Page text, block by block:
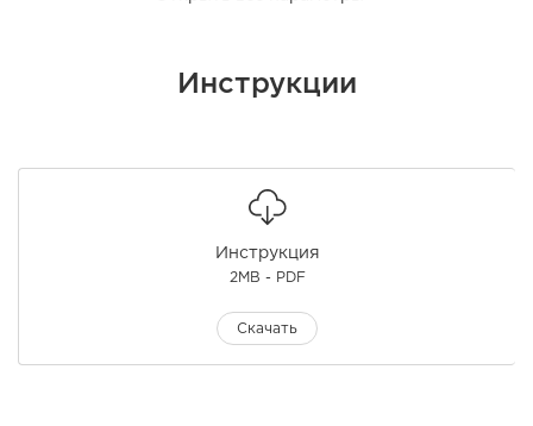
Инструкции
Инструкция
2MB - PDF
Скачать